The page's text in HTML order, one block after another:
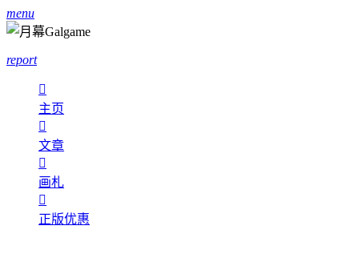
menu
report

主页

文章

画札

正版优惠